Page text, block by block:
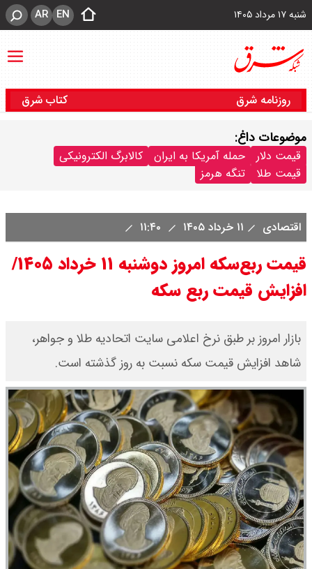
شنبه ۱۷ مرداد ۱۴۰۵ EN
AR
روزنامه شرق کتاب شرق
موضوعات داغ:
قیمت دلار حمله آمریکا به ایران
کالابرگ الکترونیکی
قیمت طلا
تنگه هرمز
اقتصادی ۱۱ خرداد ۱۴۰۵
قیمت ربع‌سکه امروز دوشنبه ۱۱ خرداد ۱۴۰۵/
افزایش قیمت ربع سکه
بازار امروز بر طبق نرخ اعلامی سایت اتحادیه طلا و جواهر،
شاهد افزایش قیمت‌‌‌‌ سکه نسبت به روز گذشته است.